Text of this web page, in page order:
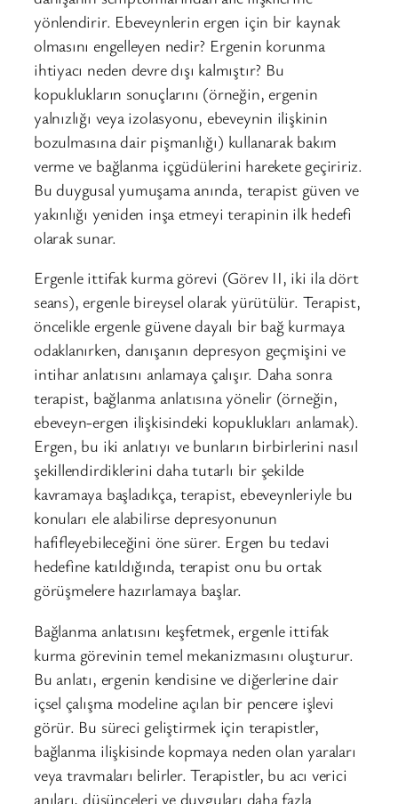
yönlendirir. Ebeveynlerin ergen için bir kaynak
olmasını engelleyen nedir? Ergenin korunma
ihtiyacı neden devre dışı kalmıştır? Bu
kopuklukların sonuçlarını (örneğin, ergenin
yalnızlığı veya izolasyonu, ebeveynin ilişkinin
bozulmasına dair pişmanlığı) kullanarak bakım
verme ve bağlanma içgüdülerini harekete geçiririz.
Bu duygusal yumuşama anında, terapist güven ve
yakınlığı yeniden inşa etmeyi terapinin ilk hedefi
olarak sunar.
Ergenle ittifak kurma görevi (Görev II, iki ila dört
seans), ergenle bireysel olarak yürütülür. Terapist,
öncelikle ergenle güvene dayalı bir bağ kurmaya
odaklanırken, danışanın depresyon geçmişini ve
intihar anlatısını anlamaya çalışır. Daha sonra
terapist, bağlanma anlatısına yönelir (örneğin,
ebeveyn-er­gen ilişkisindeki kopuklukları anlamak).
Ergen, bu iki anlatıyı ve bunların birbirlerini nasıl
şekillendirdiklerini daha tutarlı bir şekilde
kavramaya başladıkça, terapist, ebeveynleriyle bu
konuları ele alabilirse depresyonunun
hafifleyebileceğini öne sürer. Ergen bu tedavi
hedefine katıldığında, terapist onu bu ortak
görüşmelere hazırlamaya başlar.
Bağlanma anlatısını keşfetmek, ergenle ittifak
kurma görevinin temel mekanizmasını oluşturur.
Bu anlatı, ergenin kendisine ve diğerlerine dair
içsel çalışma modeline açılan bir pencere işlevi
görür. Bu süreci geliştirmek için terapistler,
bağlanma ilişkisinde kopmaya neden olan yaraları
veya travmaları belirler. Terapistler, bu acı verici
anıları, düşünceleri ve duyguları daha fazla